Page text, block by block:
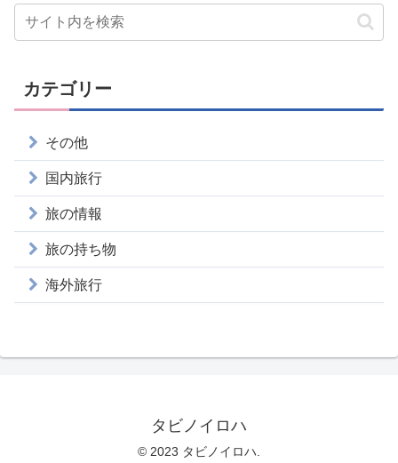
カテゴリー
その他
国内旅行
旅の情報
旅の持ち物
海外旅行
タビノイロハ
© 2023 タビノイロハ.